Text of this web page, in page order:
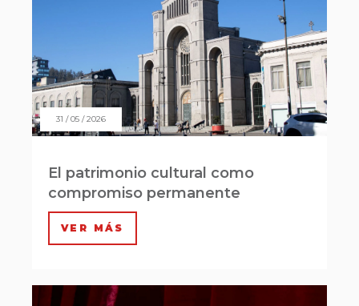
31 / 05 / 2026
El patrimonio cultural como
compromiso permanente
VER MÁS